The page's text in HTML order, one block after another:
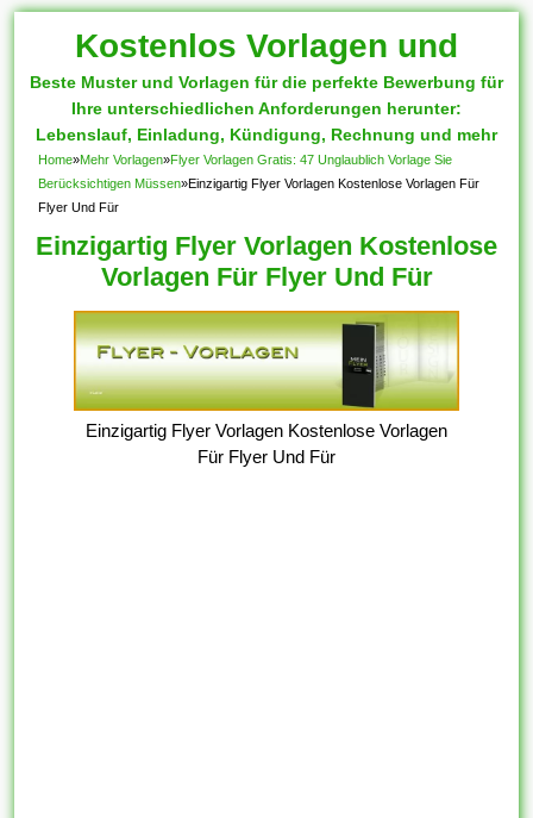
Kostenlos Vorlagen und
Muster
Beste Muster und Vorlagen für die perfekte Bewerbung für
Ihre unterschiedlichen Anforderungen herunter:
Lebenslauf, Einladung, Kündigung, Rechnung und mehr
Home»Mehr Vorlagen»Flyer Vorlagen Gratis: 47 Unglaublich Vorlage Sie
Berücksichtigen Müssen»Einzigartig Flyer Vorlagen Kostenlose Vorlagen Für
Flyer Und Für
Einzigartig Flyer Vorlagen Kostenlose
Vorlagen Für Flyer Und Für
Einzigartig Flyer Vorlagen Kostenlose Vorlagen
Für Flyer Und Für